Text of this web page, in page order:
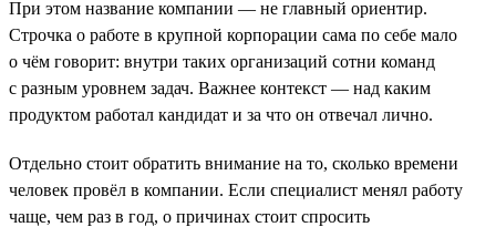
При этом название компании — не главный ориентир.
Строчка о работе в крупной корпорации сама по себе мало
о чём говорит: внутри таких организаций сотни команд
с разным уровнем задач. Важнее контекст — над каким
продуктом работал кандидат и за что он отвечал лично.
Отдельно стоит обратить внимание на то, сколько времени
человек провёл в компании. Если специалист менял работу
чаще, чем раз в год, о причинах стоит спросить